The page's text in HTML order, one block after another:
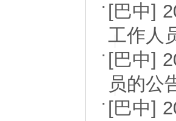
[巴中]
工作人
[巴中]
员的公
[巴中]